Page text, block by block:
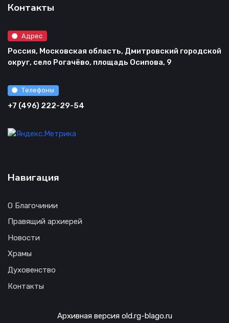
Контакты
Адрес
Россия, Московская область, Дмитровский городской
округ, село Рогачёво, площадь Осипова, 9
Телефоны
+7 (496) 222-29-54
Навигация
О Благочинии
Правящий архиерей
Новости
Храмы
Духовенство
Контакты
Архивная версия old.rg-blago.ru